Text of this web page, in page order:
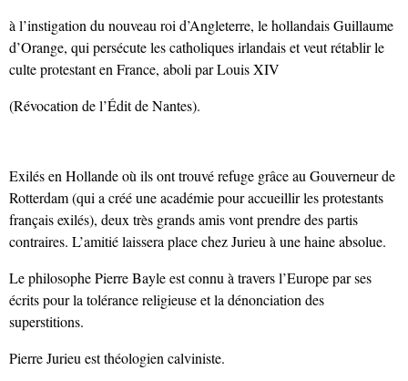
à l’instigation du nouveau roi d’Angleterre, le hollandais Guillaume
d’Orange, qui persécute les catholiques irlandais et veut rétablir le
culte protestant en France, aboli par Louis XIV
(Révocation de l’Édit de Nantes).
Exilés en Hollande où ils ont trouvé refuge grâce au Gouverneur de
Rotterdam (qui a créé une académie pour accueillir les protestants
français exilés), deux très grands amis vont prendre des partis
contraires. L’amitié laissera place chez Jurieu à une haine absolue.
Le philosophe Pierre Bayle est connu à travers l’Europe par ses
écrits pour la tolérance religieuse et la dénonciation des
superstitions.
Pierre Jurieu est théologien calviniste.